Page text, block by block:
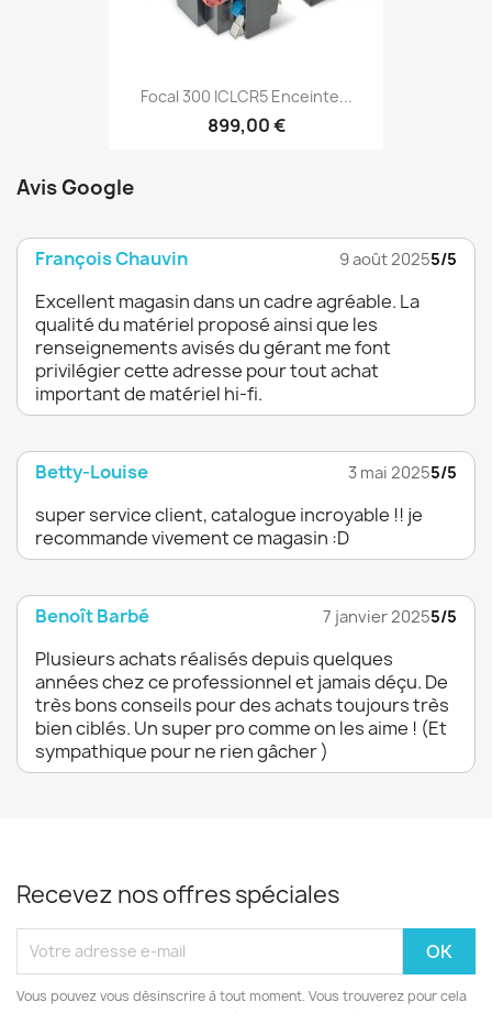
Focal 300 ICLCR5 Enceinte...
899,00 €
Avis Google
François Chauvin 9 août 20255/5
Excellent magasin dans un cadre agréable. La
qualité du matériel proposé ainsi que les
renseignements avisés du gérant me font
privilégier cette adresse pour tout achat
important de matériel hi-fi.
Betty-Louise 3 mai 20255/5
super service client, catalogue incroyable !! je
recommande vivement ce magasin :D
Benoît Barbé 7 janvier 20255/5
Plusieurs achats réalisés depuis quelques
années chez ce professionnel et jamais déçu. De
très bons conseils pour des achats toujours très
bien ciblés. Un super pro comme on les aime ! (Et
sympathique pour ne rien gâcher )
Recevez nos offres spéciales
Vous pouvez vous désinscrire à tout moment. Vous trouverez pour cela